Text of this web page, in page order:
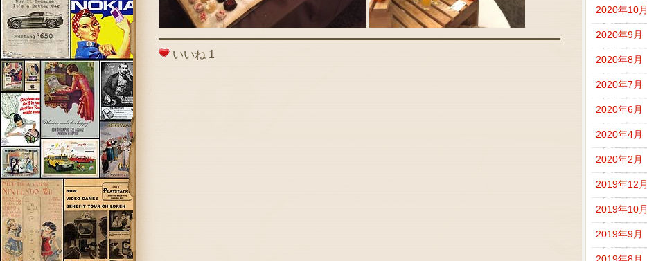
いいね 1
2020年10月
2020年9月
2020年8月
2020年7月
2020年6月
2020年4月
2020年2月
2019年12月
2019年10月
2019年9月